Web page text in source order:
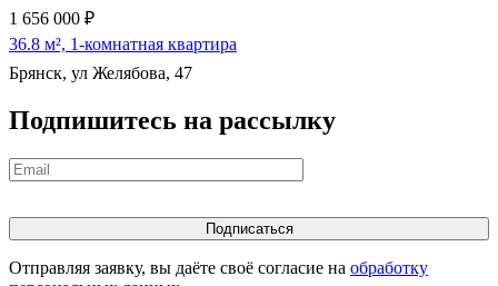
1 656 000 ₽
36.8 м², 1-комнатная квартира
Брянск, ул Желябова, 47
Подпишитесь на рассылку
Отправляя заявку, вы даёте своё согласие на обработку